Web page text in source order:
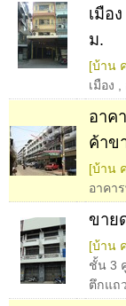
เมือ
ม.
[บ้าน
เมือง
อาค
ค้าข
[บ้าน
อาคา
ขาย
[บ้าน
ชั้น 3
ตึกแถ